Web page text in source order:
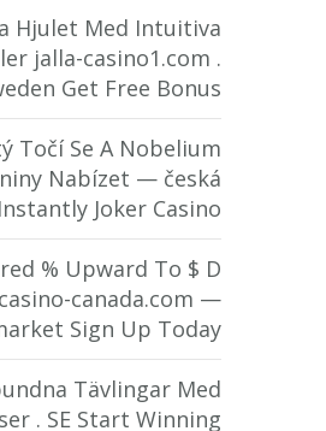
Hjulet Med Intuitiva
jalla-casino1.com .
Get Free Bonus
Točí Se A Nobelium
Nabízet — česká
Joker Casino
% Upward To $ D
canada.com —
Sign Up Today
Tävlingar Med
. SE Start Winning